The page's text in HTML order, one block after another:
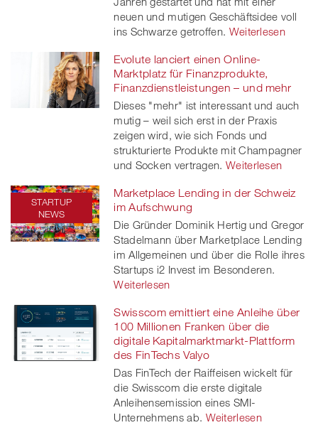
neuen und mutigen Geschäftsidee voll
ins Schwarze getroffen. Weiterlesen
Evolute lanciert einen Online-
Marktplatz für Finanzprodukte,
Finanzdienstleistungen – und mehr
Dieses "mehr" ist interessant und auch
mutig – weil sich erst in der Praxis
zeigen wird, wie sich Fonds und
strukturierte Produkte mit Champagner
und Socken vertragen. Weiterlesen
Marketplace Lending in der Schweiz
im Aufschwung
STARTUP
NEWS
Die Gründer Dominik Hertig und Gregor
Stadelmann über Marketplace Lending
im Allgemeinen und über die Rolle ihres
Startups i2 Invest im Besonderen.
Weiterlesen
Swisscom emittiert eine Anleihe über
100 Millionen Franken über die
digitale Kapitalmarktmarkt-Plattform
des FinTechs Valyo
Das FinTech der Raiffeisen wickelt für
die Swisscom die erste digitale
Anleihensemission eines SMI-
Unternehmens ab. Weiterlesen